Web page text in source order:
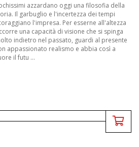
azzardano oggi una filosofia della
Il garbuglio e l'incertezza dei tempi
l'impresa. Per esserne all'altezza
una capacità di visione che si spinga
indietro nel passato, guardi al presente
appassionato realismo e abbia così a
il futu ...